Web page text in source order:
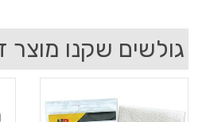
גולשים שקנו מוצר